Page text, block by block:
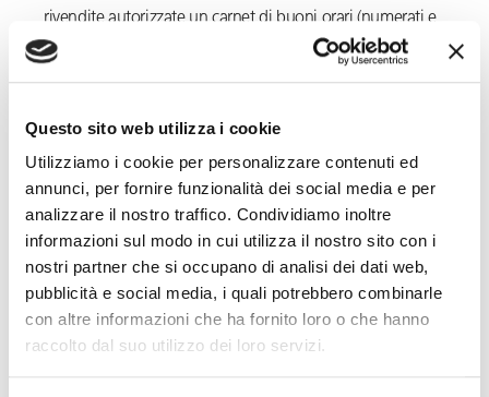
Questo sito web utilizza i cookie
Utilizziamo i cookie per personalizzare contenuti ed
annunci, per fornire funzionalità dei social media e per
analizzare il nostro traffico. Condividiamo inoltre
informazioni sul modo in cui utilizza il nostro sito con i
nostri partner che si occupano di analisi dei dati web,
pubblicità e social media, i quali potrebbero combinarle
con altre informazioni che ha fornito loro o che hanno
raccolto dal suo utilizzo dei loro servizi.
rivendite autorizzate un carnet di buoni orari (numerati e
datati) con cui, previa attivazione degli stessi tramite
conversione in denaro.
Il sistema dei voucher
pari a 10 euro comprensivi dei contributi previdenziali e
assicurativi e di una quota ulteriore quale rimborso spese
per il concessionario con un valore netto di 7,5 euro. La